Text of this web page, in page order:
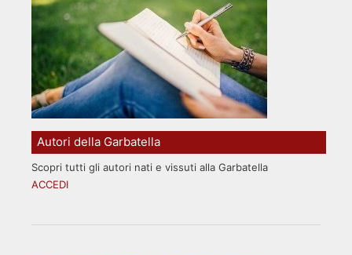
Autori della Garbatella
Scopri tutti gli autori nati e vissuti alla Garbatella
ACCEDI